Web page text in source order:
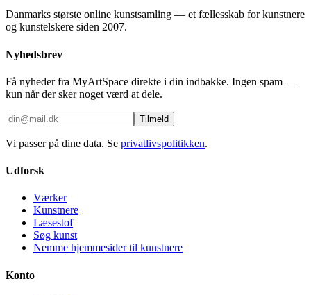
Danmarks største online kunstsamling — et fællesskab for kunstnere
og kunstelskere siden 2007.
Nyhedsbrev
Få nyheder fra MyArtSpace direkte i din indbakke. Ingen spam —
kun når der sker noget værd at dele.
Tilmeld
Vi passer på dine data. Se privatlivspolitikken.
Udforsk
Værker
Kunstnere
Læsestof
Søg kunst
Nemme hjemmesider til kunstnere
Konto